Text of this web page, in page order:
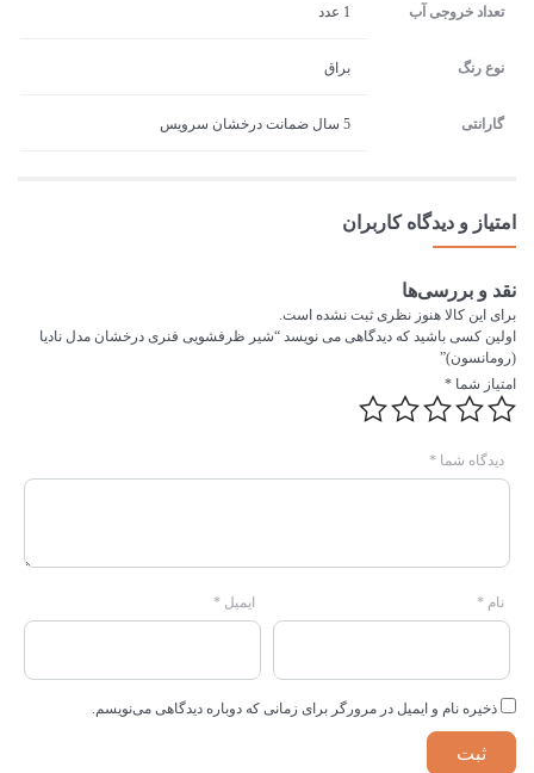
تعداد خروجی آب 1 عدد
نوع رنگ براق
گارانتی 5 سال ضمانت درخشان سرویس
امتیاز و دیدگاه کاربران
نقد و بررسی‌ها
برای این کالا هنوز نظری ثبت نشده است.
اولین کسی باشید که دیدگاهی می نویسد “شیر ظرفشويی فنری درخشان مدل نادیا
(رومانسون)”
امتیاز شما *
دیدگاه شما *
نام * ایمیل *
ذخیره نام و ایمیل در مرورگر برای زمانی که دوباره دیدگاهی می‌نویسم.